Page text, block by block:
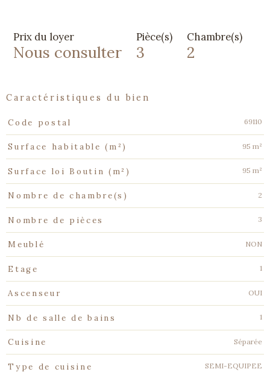
Prix du loyer
Nous consulter
Pièce(s)
3
Chambre(s)
2
caractéristiques du bien
Caractéristiques Valeurs
Code postal 69110
Surface habitable (m²) 95 m²
Surface loi Boutin (m²) 95 m²
Nombre de chambre(s) 2
Nombre de pièces 3
Meublé NON
Etage 1
Ascenseur OUI
Nb de salle de bains 1
Cuisine Séparée
Type de cuisine SEMI-EQUIPEE